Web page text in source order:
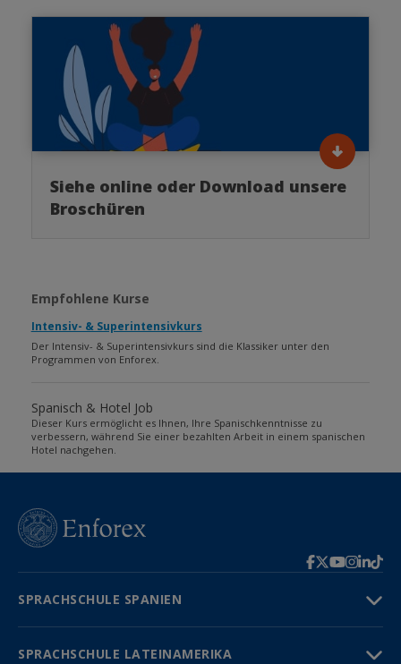
Siehe online oder Download unsere
Broschüren
Empfohlene Kurse
Intensiv- & Superintensivkurs
Der Intensiv- & Superintensivkurs sind die Klassiker unter den
Programmen von Enforex.
Spanisch & Hotel Job
Dieser Kurs ermöglicht es Ihnen, Ihre Spanischkenntnisse zu
verbessern, während Sie einer bezahlten Arbeit in einem spanischen
Hotel nachgehen.
SPRACHSCHULE SPANIEN
SPRACHSCHULE LATEINAMERIKA